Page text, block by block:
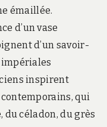
émaillée.
d’un vase
d’un savoir-
inspirent
qui
du céladon, du grès